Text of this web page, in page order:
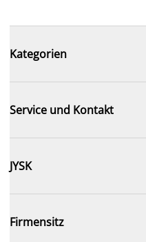
Kategorien
Service und Kontakt
JYSK
Firmensitz